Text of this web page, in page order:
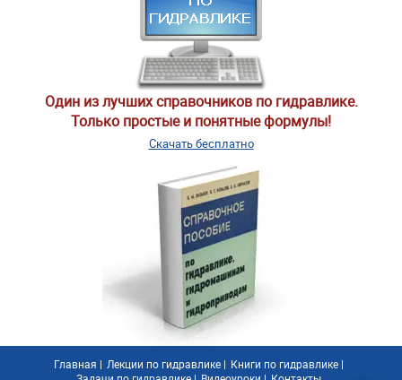
Один из лучших справочников по гидравлике.
Только простые и понятные формулы!
Скачать бесплатно
Главная | Лекции по гидравлике | Книги по гидравлике |